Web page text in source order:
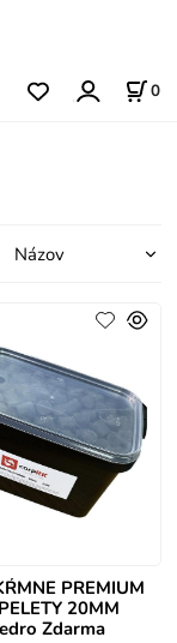
0
PREMIUM
20MM
Zdarma